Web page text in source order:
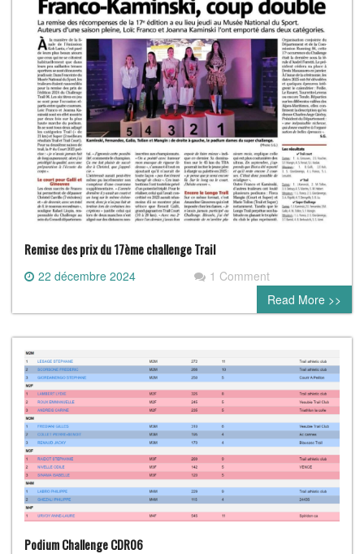
Remise des prix du 17ème challenge Trail
22 décembre 2024
1 Comment
Read More >>
Podium Challenge CDR06